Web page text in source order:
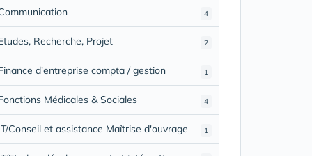
4
2
Recherche, Projet
1
d'entreprise compta / gestion
4
Médicales & Sociales
1
Conseil et assistance Maîtrise d'ouvrage